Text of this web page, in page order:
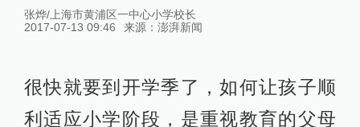
张烨/上海市黄浦区一中心小学校长
2017-07-13 09:46
来源： 澎湃新闻
很快就要到开学季了，如何让孩子顺
利适应小学阶段，是重视教育的父母